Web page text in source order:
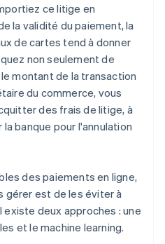
ce litige en
la validité du paiement, la
de cartes tend à donner
non seulement de
montant de la transaction
du commerce, vous
des frais de litige, à
banque pour l'annulation
des paiements en ligne,
gérer est de les éviter à
existe deux approches : une
et le machine learning.